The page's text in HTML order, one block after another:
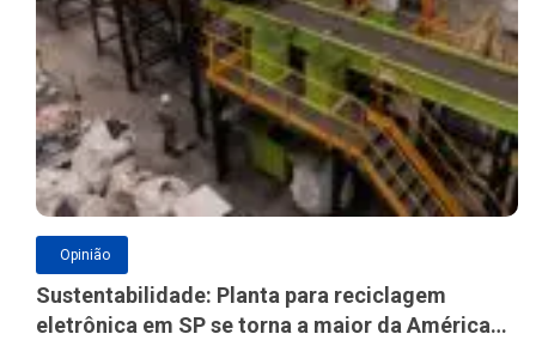
Opinião
Sustentabilidade: Planta para reciclagem
eletrônica em SP se torna a maior da América